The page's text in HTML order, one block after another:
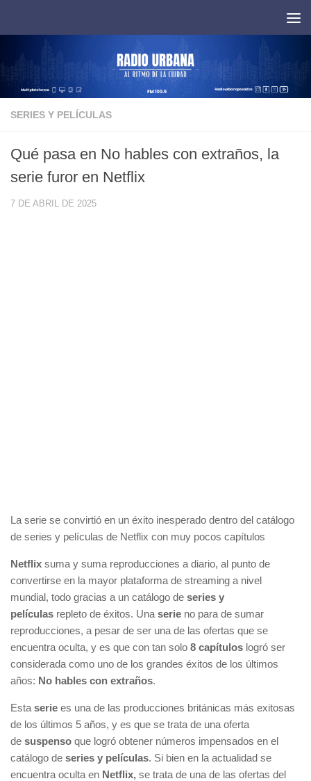
SERIES Y PELÍCULAS
Qué pasa en No hables con extraños, la
serie furor en Netflix
7 DE ABRIL DE 2025
La serie se convirtió en un éxito inesperado dentro del catálogo
de series y películas de Netflix con muy pocos capítulos
Netflix suma y suma reproducciones a diario, al punto de
convertirse en la mayor plataforma de streaming a nivel
mundial, todo gracias a un catálogo de series y
películas repleto de éxitos. Una serie no para de sumar
reproducciones, a pesar de ser una de las ofertas que se
encuentra oculta, y es que con tan solo 8 capítulos logró ser
considerada como uno de los grandes éxitos de los últimos
años: No hables con extraños.
Esta serie es una de las producciones británicas más exitosas
de los últimos 5 años, y es que se trata de una oferta
de suspenso que logró obtener números impensados en el
catálogo de series y películas. Si bien en la actualidad se
encuentra oculta en Netflix, se trata de una de las ofertas del